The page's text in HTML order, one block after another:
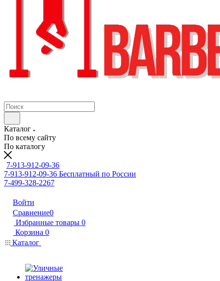
Каталог
По всему сайту
По каталогу
7-913-912-09-36
7-913-912-09-36 Бесплатный по России
7-499-328-2267
Войти
Сравнение0
Избранные товары 0
Корзина 0
Каталог